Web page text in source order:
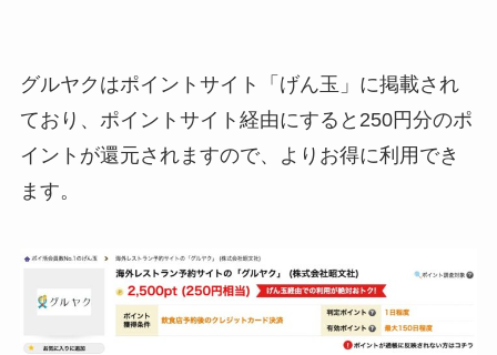
グルヤクはポイントサイト「げん玉」に掲載され
ており、ポイントサイト経由にすると250円分のポ
イントが還元されますので、よりお得に利用でき
ます。